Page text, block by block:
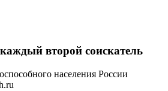
второй соискатель
населения России